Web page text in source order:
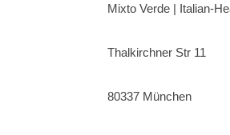
Mixto Verde | Italian-
Thalkirchner Str 11
80337 München